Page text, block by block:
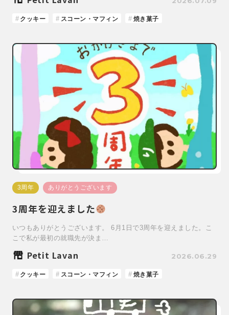
クッキー スコーン・マフィン 焼き菓子
3周年 ありがとうございます
3周年を迎えました
いつもありがとうございます。 6月1日で3周年を迎えました。こ
こで私が最初の就職先が決ま…
Petit Lavan 2026.06.29
クッキー スコーン・マフィン 焼き菓子